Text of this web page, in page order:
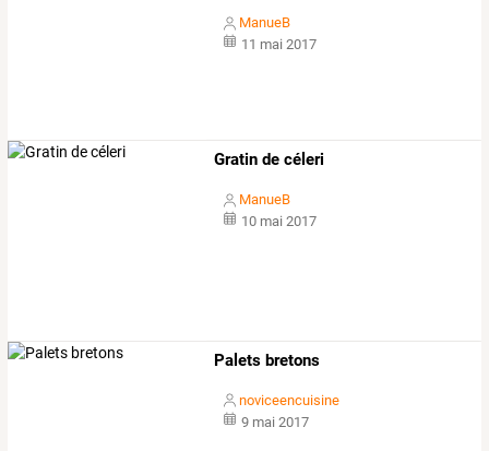
ManueB
11 mai 2017
Gratin de céleri
ManueB
10 mai 2017
Palets bretons
noviceencuisine
9 mai 2017